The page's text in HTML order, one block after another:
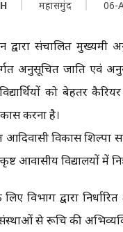
महासमुंद 06-
संचालित मुख्यमंत्री
अनुसूचित जाति एवं
को बेहतर
करना है।
विकास शिल्पा
आवासीय विद्यालयों में
विभाग द्वारा
से रूचि की